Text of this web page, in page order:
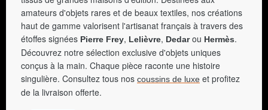
amateurs d'objets rares et de beaux textiles, nos créations
haut de gamme valorisent l'artisanat français à travers des
étoffes signées Pierre Frey, Lelièvre, Dedarou Hermès.
Découvrez notre sélection exclusive d'objets uniques
conçus à la main. Chaque pièce raconte une histoire
singulière. Consultez tous nos coussins de luxe et profitez
de la livraison offerte.